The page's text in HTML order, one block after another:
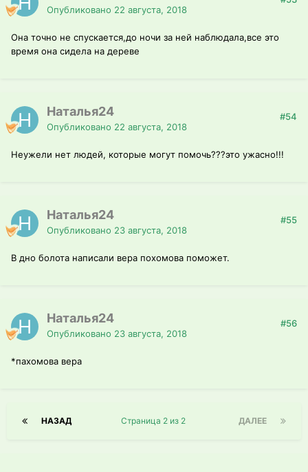
Опубликовано 22 августа, 2018
Она точно не спускается,до ночи за ней наблюдала,все это
время она сидела на дереве
Наталья24
Опубликовано 22 августа, 2018
#54
Неужели нет людей, которые могут помочь???это ужасно!!!
Наталья24
Опубликовано 23 августа, 2018
#55
В дно болота написали вера похомова поможет.
Наталья24
Опубликовано 23 августа, 2018
#56
*пахомова вера
НАЗАД ДАЛЕЕ
Страница 2 из 2